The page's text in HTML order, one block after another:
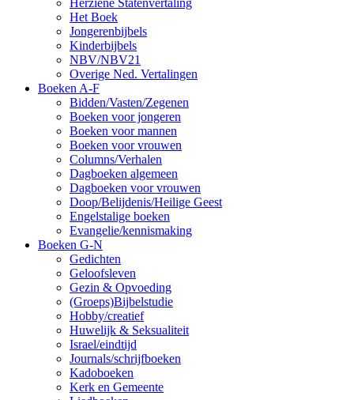
Herziene Statenvertaling
Het Boek
Jongerenbijbels
Kinderbijbels
NBV/NBV21
Overige Ned. Vertalingen
Boeken A-F
Bidden/Vasten/Zegenen
Boeken voor jongeren
Boeken voor mannen
Boeken voor vrouwen
Columns/Verhalen
Dagboeken algemeen
Dagboeken voor vrouwen
Doop/Belijdenis/Heilige Geest
Engelstalige boeken
Evangelie/kennismaking
Boeken G-N
Gedichten
Geloofsleven
Gezin & Opvoeding
(Groeps)Bijbelstudie
Hobby/creatief
Huwelijk & Seksualiteit
Israel/eindtijd
Journals/schrijfboeken
Kadoboeken
Kerk en Gemeente